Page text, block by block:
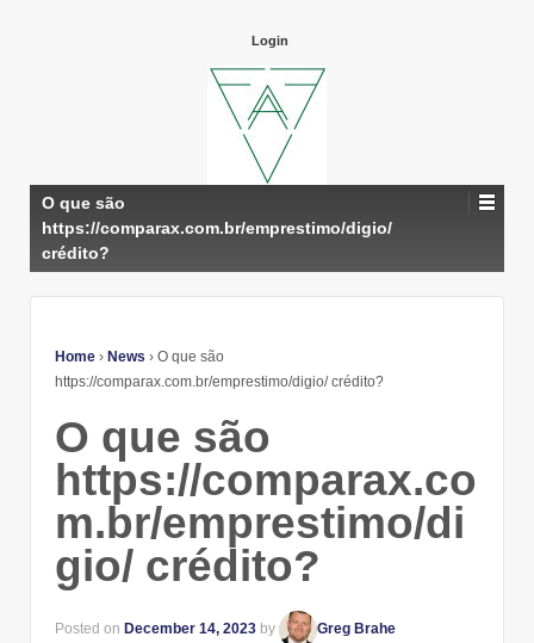
Login
O que são
https://comparax.com.br/emprestimo/digio/
crédito?
Home › News › O que são
https://comparax.com.br/emprestimo/digio/ crédito?
O que são
https://comparax.co
m.br/emprestimo/di
gio/ crédito?
Posted on December 14, 2023 by Greg Brahe